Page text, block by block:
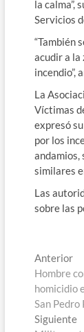
la calma”,
Servicios
“También
acudir a la
incendio”,
La
Víctimas
expresó
por los
andamios,
similares
Las
sobre las
de
Anterior
Hombre
homicidio
San Pedro
Siguiente